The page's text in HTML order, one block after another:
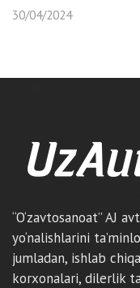
30/04/2024
“O‘zavtosanoat” AJ
yo‘nalishlarini
jumladan, ishlab
korxonalari, dilerlik